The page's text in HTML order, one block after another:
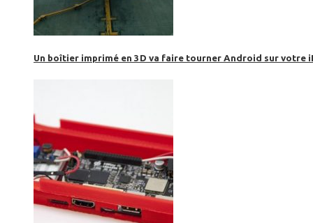
Un boîtier imprimé en 3D va faire tourner Android sur votre